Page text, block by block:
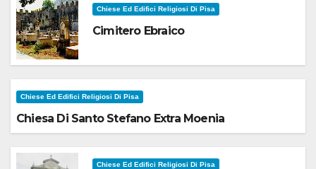
Chiese Ed Edifici Religiosi Di Pisa
Cimitero Ebraico
Chiese Ed Edifici Religiosi Di Pisa
Chiesa Di Santo Stefano Extra Moenia
Chiese Ed Edifici Religiosi Di Pisa